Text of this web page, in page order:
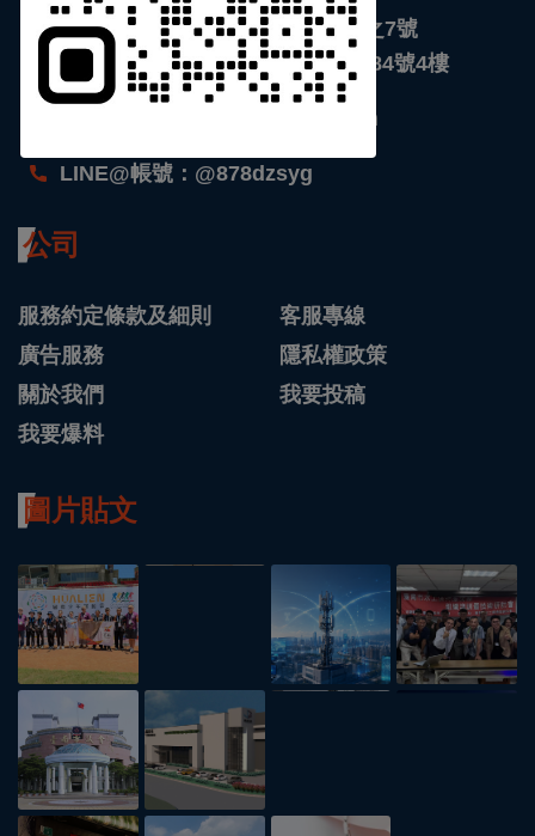
台北 : 新北市館前東路116號5樓之7號
台南 : 台南市安平區永華路二段684號4樓
support@chinanewscloud.com
LINE@帳號：@878dzsyg
公司
服務約定條款及細則
客服專線
廣告服務
隱私權政策
關於我們
我要投稿
我要爆料
圖片貼文